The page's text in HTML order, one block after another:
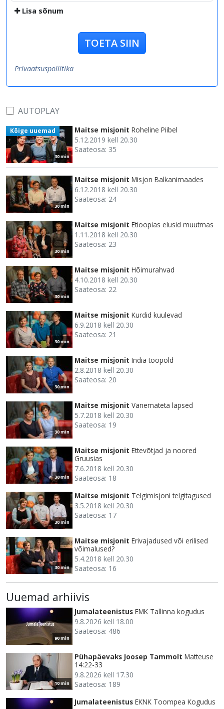
Lisa sõnum
TOETA SIIN
Privaatsuspoliitika
AUTOPLAY
30 min
Kõige uuemad Maitse misjonit Roheline Piibel
5.12.2019 kell 20.30
Saateosa: 35
30 min
Maitse misjonit Misjon Balkanimaades
6.12.2018 kell 20.30
Saateosa: 24
30 min
Maitse misjonit Etioopias elusid muutmas
1.11.2018 kell 20.30
Saateosa: 23
30 min
Maitse misjonit Hõimurahvad
4.10.2018 kell 20.30
Saateosa: 22
30 min
Maitse misjonit Kurdid kuulevad
6.9.2018 kell 20.30
Saateosa: 21
30 min
Maitse misjonit India tööpõld
2.8.2018 kell 20.30
Saateosa: 20
30 min
Maitse misjonit Vanemateta lapsed
5.7.2018 kell 20.30
Saateosa: 19
30 min
Maitse misjonit Ettevõtjad ja noored
Gruusias
7.6.2018 kell 20.30
Saateosa: 18
30 min
Maitse misjonit Telgimisjoni telgitagused
3.5.2018 kell 20.30
Saateosa: 17
30 min
Maitse misjonit Erivajadused või erilised
võimalused?
5.4.2018 kell 20.30
Saateosa: 16
Uuemad arhiivis
90 min
Jumalateenistus EMK Tallinna kogudus
9.8.2026 kell 18.00
Saateosa: 486
10 min
Pühapäevaks Joosep Tammolt Matteuse
14:22-33
9.8.2026 kell 17.30
Saateosa: 189
Jumalateenistus EKNK Toompea Kogudus